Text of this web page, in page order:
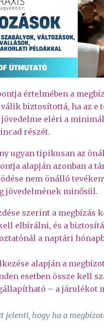
értelmében a
biztosítottá, ha az e
eléri a
részét.
ugyan tipikusan az
alapján azonban a
nem önálló
jövedelmének minősül.
szerint a
elbírálni, és a
a naptári
alapján a
esetben össze kell
– a járulékot
jelenti, hogy ha a